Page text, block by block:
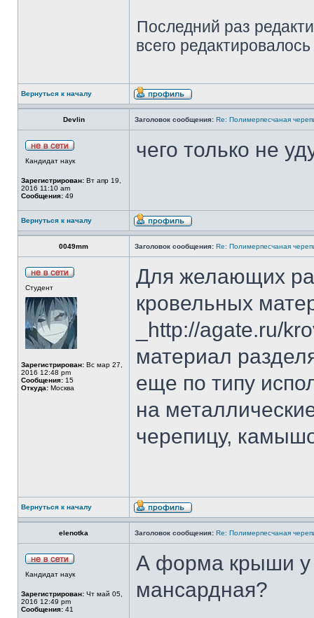
Последний раз
всего
Вернуться к началу
Devlin Заголовок сообщения: Re: Полимерпесчаная
Кандидат наук
Зарегистрирован: Вт апр 19,
2016 11:10 am
Сообщения: 49
чего только не
Вернуться к началу
0049mm Заголовок сообщения: Re: Полимерпесчаная
Студент
Зарегистрирован: Вс мар 27,
2016 12:48 pm
Сообщения: 15
Откуда: Москва
Для желающих
кровельных
_http://agate.ru/
материал
еще по типу
на
черепицу,
Вернуться к началу
elenotka Заголовок сообщения: Re: Полимерпесчаная
Кандидат наук
Зарегистрирован: Чт май 05,
2016 12:49 pm
Сообщения: 41
А форма крыши у
мансардная?